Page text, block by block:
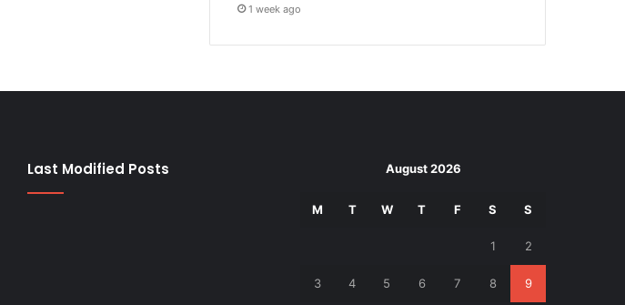
1 week ago
Last Modified Posts August 2026
M T W T F S S
1 2
3 4 5 6 7 8 9